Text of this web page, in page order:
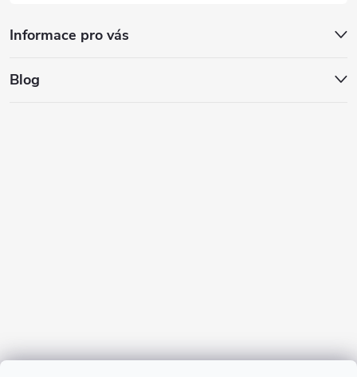
Informace pro vás
Blog